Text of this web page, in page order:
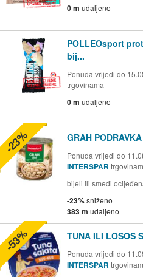
0 m udaljeno
POLLEOsport
bij...
Ponuda vrijedi do
trgovinama
0 m udaljeno
GRAH PODRAVKA
Ponuda vrijedi do
INTERSPAR
bijeli ili smeđi
-23%sniženo
383 m udaljeno
-23%
TUNA ILI LOSOS
Ponuda vrijedi do
INTERSPAR
-53%